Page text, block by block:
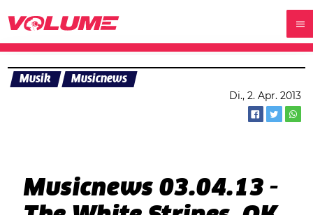
Musik Musicnews
Di., 2. Apr. 2013
Musicnews 03.04.13 -